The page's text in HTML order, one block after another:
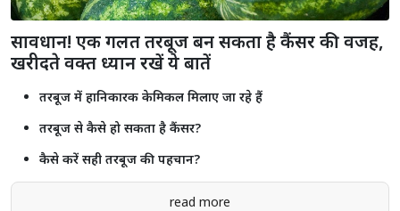
सावधान! एक गलत तरबूज बन सकता है कैंसर की वजह,
खरीदते वक्त ध्यान रखें ये बातें
तरबूज में हानिकारक केमिकल मिलाए जा रहे हैं
तरबूज से कैसे हो सकता है कैंसर?
कैसे करें सही तरबूज की पहचान?
read more